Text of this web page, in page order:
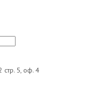
стр. 5, оф. 4